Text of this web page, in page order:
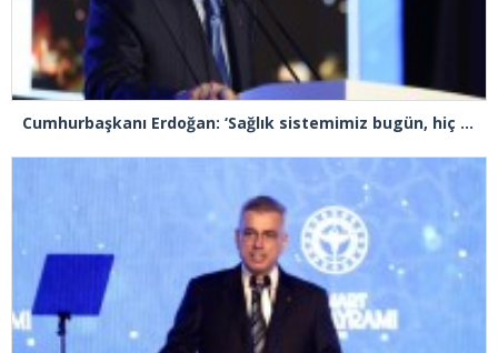
Cumhurbaşkanı Erdoğan: ‘Sağlık sistemimiz bugün, hiç olmadığı kadar güçlüdür, dayanıklıdır’